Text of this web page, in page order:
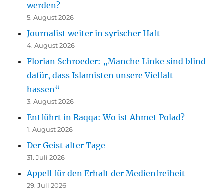
werden?
5. August 2026
Journalist weiter in syrischer Haft
4. August 2026
Florian Schroeder: „Manche Linke sind blind
dafür, dass Islamisten unsere Vielfalt
hassen“
3. August 2026
Entführt in Raqqa: Wo ist Ahmet Polad?
1. August 2026
Der Geist alter Tage
31. Juli 2026
Appell für den Erhalt der Medienfreiheit
29. Juli 2026